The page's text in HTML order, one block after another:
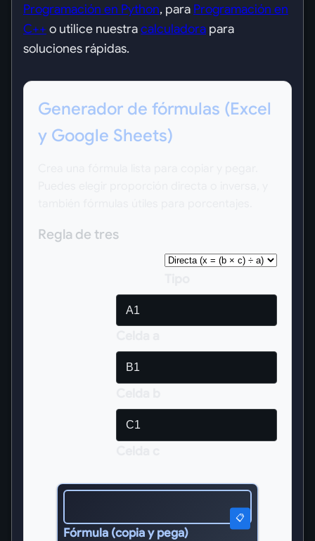
Programación en Python, para Programación en
C++ o utilice nuestracalculadora para
soluciones rápidas.
Generador de fórmulas (Excel
y Google Sheets)
Regla de tres
Fórmula (copia y pega)
📋